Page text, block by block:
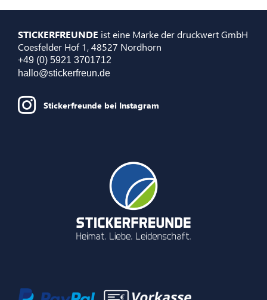
STICKERFREUNDE ist eine Marke der druckwert GmbH
Coesfelder Hof 1, 48527 Nordhorn
+49 (0) 5921 3701712
hallo@stickerfreun.de
Stickerfreunde bei Instagram